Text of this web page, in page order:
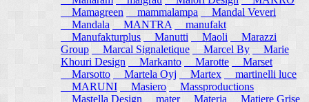
Mamagreen
mammalampa
Mandal Veveri
Mandala
MANTRA
manufakt
Manufakturplus
Manutti Maoli
Marazzi
Group
Marcal Signaletique Marcel By
Marie
Khouri Design
Markanto Marotte
Marset
Marsotto
Martela Oyj Martex
martinelli luce
MARUNI
Masiero
Massproductions
Mastella Design
mater Materia
Matiere Grise